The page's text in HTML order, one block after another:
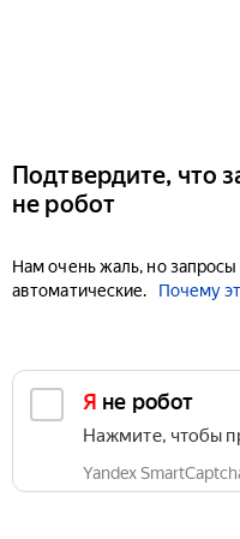
Подтвердите, что
не робот
Нам очень жаль, но
автоматические.
Почему
Я не робот
Нажмите, чтобы
Yandex